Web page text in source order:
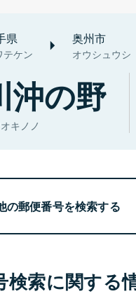
県
テケン
奥州市
オウシュウシ
沖の野
キノノ
の郵便番号を検索する
検索に関する